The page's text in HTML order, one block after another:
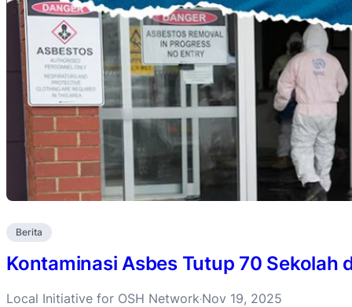
Berita
Kontaminasi Asbes Tutup 70 Sekolah
Local Initiative for OSH Network·Nov 19, 2025